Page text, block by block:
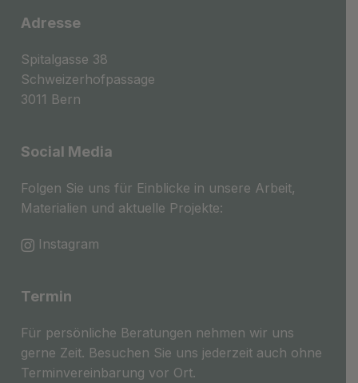
Adresse
Spitalgasse 38
Schweizerhofpassage
3011 Bern
Social Media
Folgen Sie uns für Einblicke in unsere Arbeit,
Materialien und aktuelle Projekte:
Instagram
Termin
Für persönliche Beratungen nehmen wir uns
gerne Zeit. Besuchen Sie uns jederzeit auch ohne
Terminvereinbarung vor Ort.